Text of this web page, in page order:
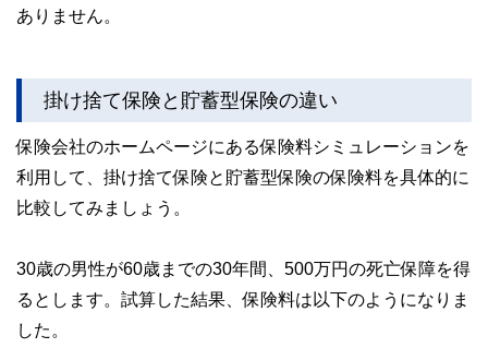
ありません。
掛け捨て保険と貯蓄型保険の違い
保険会社のホームページにある保険料シミュレーションを
利用して、掛け捨て保険と貯蓄型保険の保険料を具体的に
比較してみましょう。
30歳の男性が60歳までの30年間、500万円の死亡保障を得
るとします。試算した結果、保険料は以下のようになりま
した。